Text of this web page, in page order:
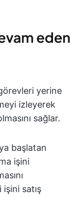
eden
yerine
izleyerek
sağlar.
başlatan
işini
satış